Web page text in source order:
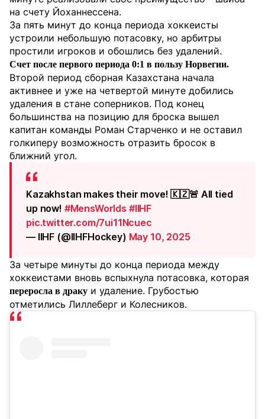
на счету Йоханнессена.
За пять минут до конца периода хоккеисты
устроили небольшую потасовку, но арбитры
простили игроков и обошлись без удалений.
Счет после первого периода 0:1 в пользу Норвегии.
Второй период сборная Казахстана начала
активнее и уже на четвертой минуте добились
удаления в стане соперников. Под конец
большинства на позицию для броска вышел
капитан команды Роман Старченко и не оставил
голкиперу возможность отразить бросок в
ближний угол.
Kazakhstan makes their move! 🇰🇿🚨 All tied
up now! #MensWorlds #IIHF
pic.twitter.com/7ui11Ncuec
— IIHF (@IIHFHockey) May 10, 2025
За четыре минуты до конца периода между
хоккеистами вновь вспыхнула потасовка, которая
переросла в драку и удаление. Грубостью
отметились Лиллеберг и Колесников.